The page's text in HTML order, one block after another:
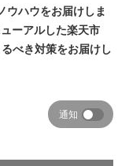
ウハウをお届けしま
ーアルした楽天市
べき対策をお届けし
通知